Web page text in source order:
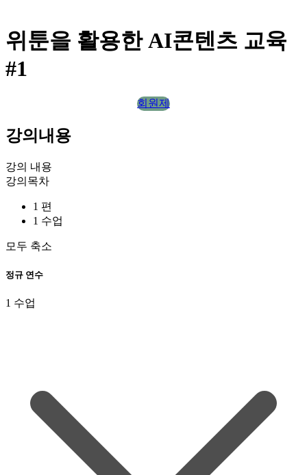
위툰을 활용한 AI콘텐츠 교육
#1
회원제
강의내용
강의 내용
강의목차
1 편
1 수업
모두 축소
정규 연수
1 수업